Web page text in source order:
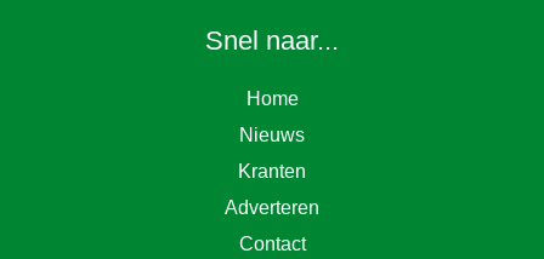
Snel naar...
Home
Nieuws
Kranten
Adverteren
Contact